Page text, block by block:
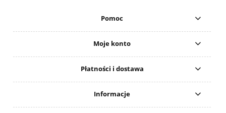
Pomoc
Moje konto
Płatności i dostawa
Informacje